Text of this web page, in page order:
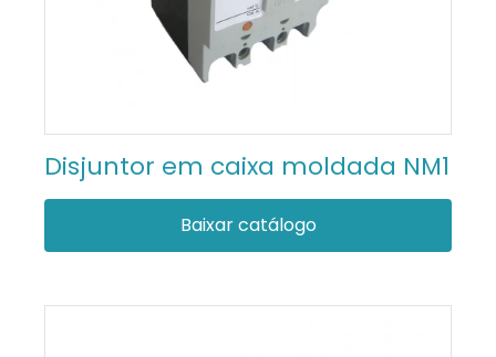
Disjuntor em caixa moldada NM1
Baixar catálogo